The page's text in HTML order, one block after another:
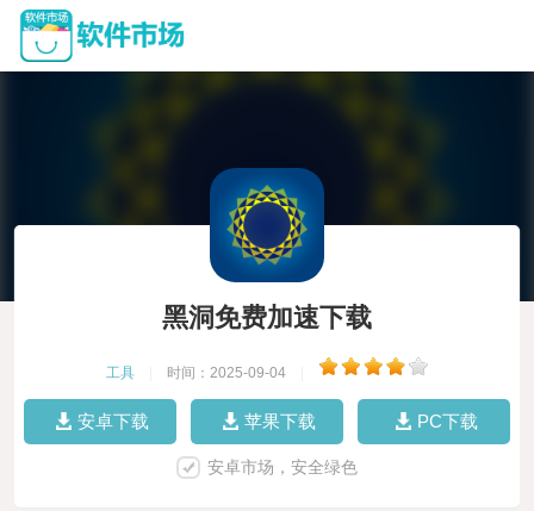
黑洞免费加速下载
工具 时间：2025-09-04
安卓下载 苹果下载 PC下载
安卓市场，安全绿色